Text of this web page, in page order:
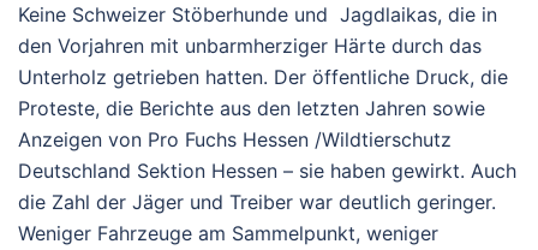
Keine Schweizer Stöberhunde und Jagdlaikas, die in
den Vorjahren mit unbarmherziger Härte durch das
Unterholz getrieben hatten. Der öffentliche Druck, die
Proteste, die Berichte aus den letzten Jahren sowie
Anzeigen von Pro Fuchs Hessen /Wildtierschutz
Deutschland Sektion Hessen – sie haben gewirkt. Auch
die Zahl der Jäger und Treiber war deutlich geringer.
Weniger Fahrzeuge am Sammelpunkt, weniger